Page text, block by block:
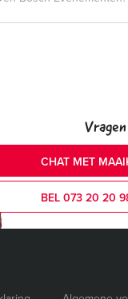
CHAT MET
BEL 073 20 20